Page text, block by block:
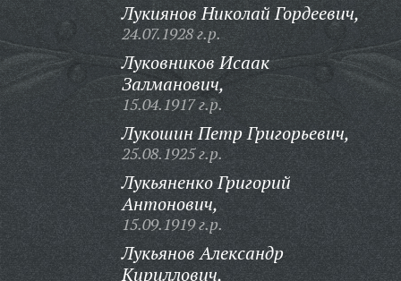
Лукиянов Николай Гордеевич,
24.07.1928 г.р.
Луковников Исаак
Залманович,
15.04.1917 г.р.
Лукошин Петр Григорьевич,
25.08.1925 г.р.
Лукьяненко Григорий
Антонович,
15.09.1919 г.р.
Лукьянов Александр
Кириллович,